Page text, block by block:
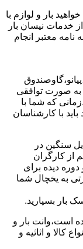
بار و لوازم با
خدمات نیسان بار
نامه معتبر انجام
صورت توافقی
که شما با
با کارشناسان
سنگین در
از کارگران
دیده برای
به یخچال شما
بار بسپارید.
است،وانت بار و
کالا و اثاثیه و